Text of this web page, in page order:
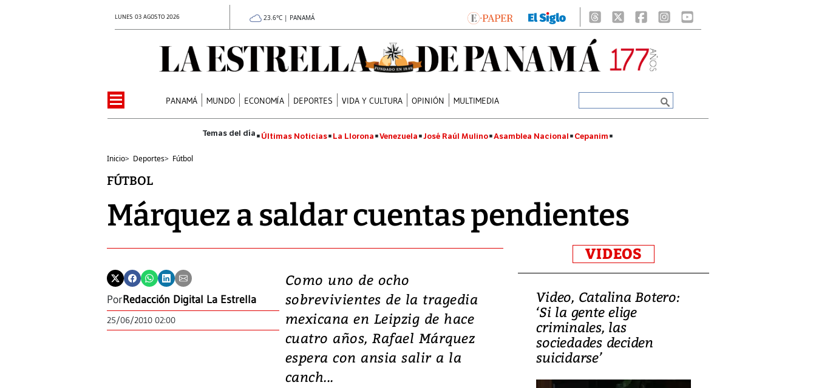
LUNES 03 AGOSTO 2026 23.6°C | PANAMÁ
PANAMÁ MUNDO ECONOMÍA DEPORTES VIDA Y CULTURA OPINIÓN MULTIMEDIA
Últimas Noticias La Llorona Venezuela José Raúl Mulino Asamblea Nacional Cepanim
Inicio> Deportes> Fútbol
FÚTBOL
Márquez a saldar cuentas pendientes
PorRedacción Digital La Estrella
25/06/2010 02:00
Como uno de ocho
sobrevivientes de la tragedia
mexicana en Leipzig de hace
cuatro años, Rafael Márquez
espera con ansia salir a la
canch...
VIDEOS
Video, Japón: Terremoto
deja heridos y graves
daños en Kumamoto
Video, Catalina Botero:
‘Si la gente elige
criminales, las
sociedades deciden
suicidarse’